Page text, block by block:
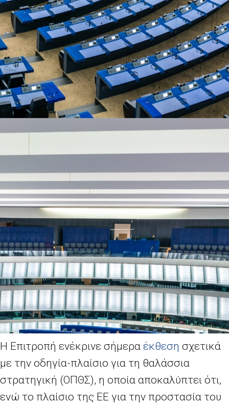
Η Επιτροπή ενέκρινε σήμερα έκθεση σχετικά
με την οδηγία-πλαίσιο για τη θαλάσσια
στρατηγική (ΟΠΘΣ), η οποία αποκαλύπτει ότι,
ενώ το πλαίσιο της ΕΕ για την προστασία του